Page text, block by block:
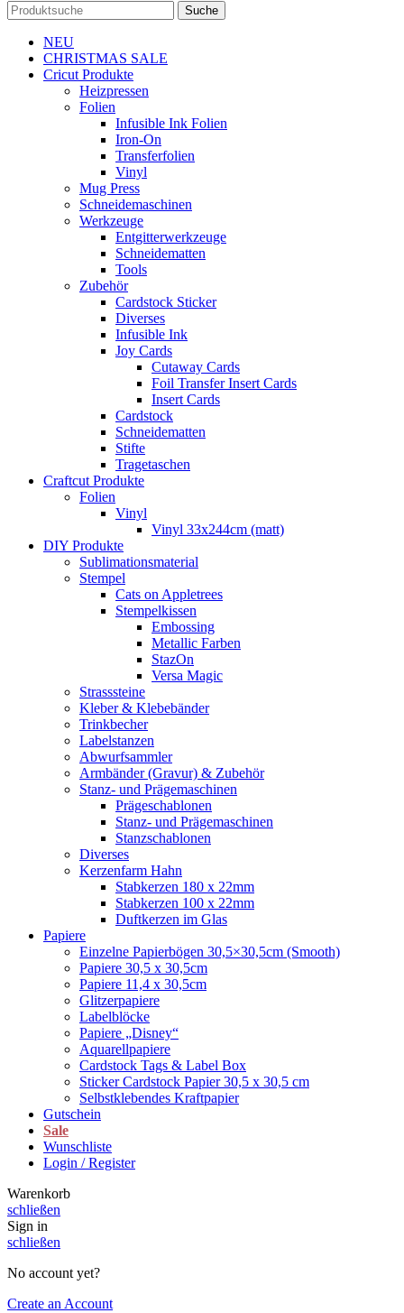
Suche
NEU
CHRISTMAS SALE
Cricut Produkte
Heizpressen
Folien
Infusible Ink Folien
Iron-On
Transferfolien
Vinyl
Mug Press
Schneidemaschinen
Werkzeuge
Entgitterwerkzeuge
Schneidematten
Tools
Zubehör
Cardstock Sticker
Diverses
Infusible Ink
Joy Cards
Cutaway Cards
Foil Transfer Insert Cards
Insert Cards
Cardstock
Schneidematten
Stifte
Tragetaschen
Craftcut Produkte
Folien
Vinyl
Vinyl 33x244cm (matt)
DIY Produkte
Sublimationsmaterial
Stempel
Cats on Appletrees
Stempelkissen
Embossing
Metallic Farben
StazOn
Versa Magic
Strasssteine
Kleber & Klebebänder
Trinkbecher
Labelstanzen
Abwurfsammler
Armbänder (Gravur) & Zubehör
Stanz- und Prägemaschinen
Prägeschablonen
Stanz- und Prägemaschinen
Stanzschablonen
Diverses
Kerzenfarm Hahn
Stabkerzen 180 x 22mm
Stabkerzen 100 x 22mm
Duftkerzen im Glas
Papiere
Einzelne Papierbögen 30,5×30,5cm (Smooth)
Papiere 30,5 x 30,5cm
Papiere 11,4 x 30,5cm
Glitzerpapiere
Labelblöcke
Papiere „Disney“
Aquarellpapiere
Cardstock Tags & Label Box
Sticker Cardstock Papier 30,5 x 30,5 cm
Selbstklebendes Kraftpapier
Gutschein
Sale
Wunschliste
Login / Register
Warenkorb
schließen
Sign in
schließen
No account yet?
Create an Account